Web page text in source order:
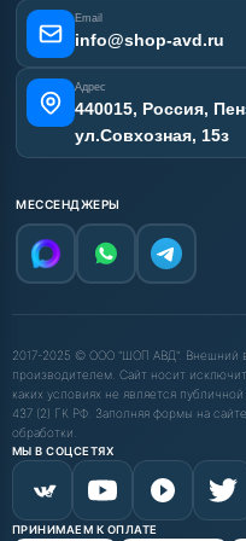
Email
info@shop-avd.ru
Адрес
440015, Россия,
ул.Совхозная, 15з
МЕССЕНДЖЕРЫ
2017-2025 © ООО "ШОП АВД". Внешний
производителем. Сайт носит
каких условиях не является
437 (2) ГК РФ. Заполняя формы на
обработки.
МЫ В СОЦСЕТЯХ
ПРИНИМАЕМ К ОПЛАТЕ